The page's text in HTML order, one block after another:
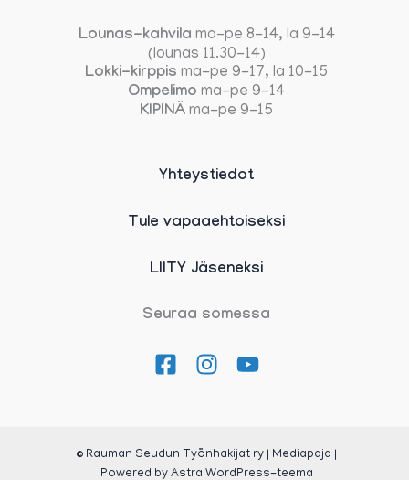
Lounas-kahvila ma-pe 8-14, la 9-14
(lounas 11.30-14)
Lokki-kirppis ma-pe 9-17, la 10-15
Ompelimo ma-pe 9-14
KIPINÄ ma-pe 9-15
Yhteystiedot
Tule vapaaehtoiseksi
LIITY Jäseneksi
Seuraa somessa
© Rauman Seudun Työnhakijat ry | Mediapaja |
Powered by Astra WordPress-teema